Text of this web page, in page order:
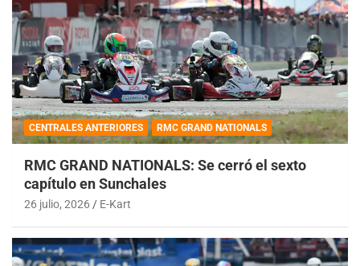
CENTRALES ANTERIORES RMC GRAND NATIONALS
RMC GRAND NATIONALS: Se cerró el sexto
capítulo en Sunchales
26 julio, 2026 E-Kart